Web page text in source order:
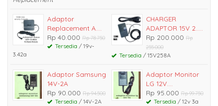
Adaptor
Replacement A....
Rp 40.000 Rp 78.750
Tersedia / 19v-
3.42a
CHARGER
ADAPTOR 15V 2.....
Rp 200.000 Rp
255.000
Tersedia / 15V258A
Adaptor Samsung
14V-2A
Rp 90.000 Rp 94.500
Tersedia / 14V-2A
Adaptor Monitor
LG 12V....
Rp 95.000 Rp 99.750
Tersedia / 12v 3a